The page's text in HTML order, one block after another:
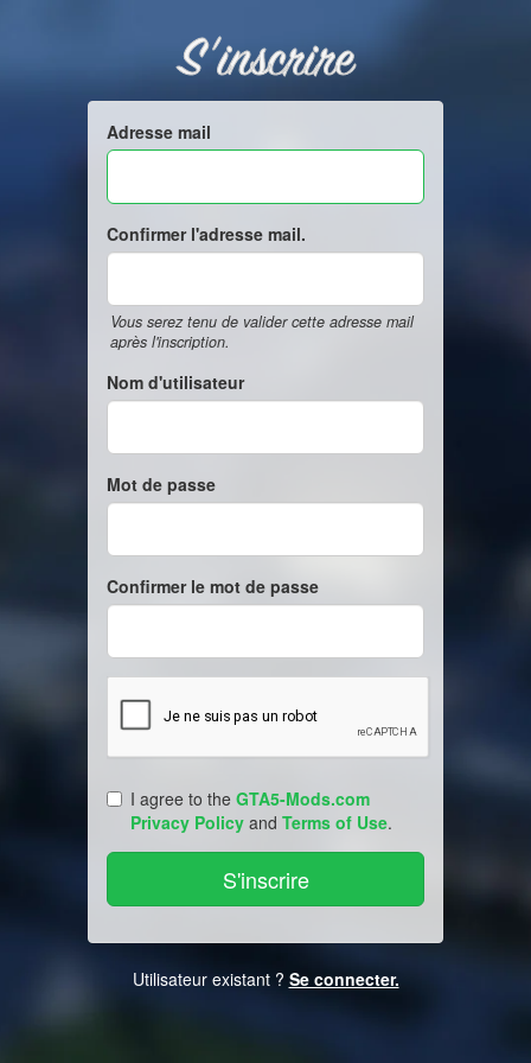
S'inscrire
Adresse mail
Confirmer l'adresse mail.
Vous serez tenu de valider cette adresse mail
après l'inscription.
Nom d'utilisateur
Mot de passe
Confirmer le mot de passe
I agree to the GTA5-Mods.com
Privacy Policy and Terms of Use.
Utilisateur existant ? Se connecter.